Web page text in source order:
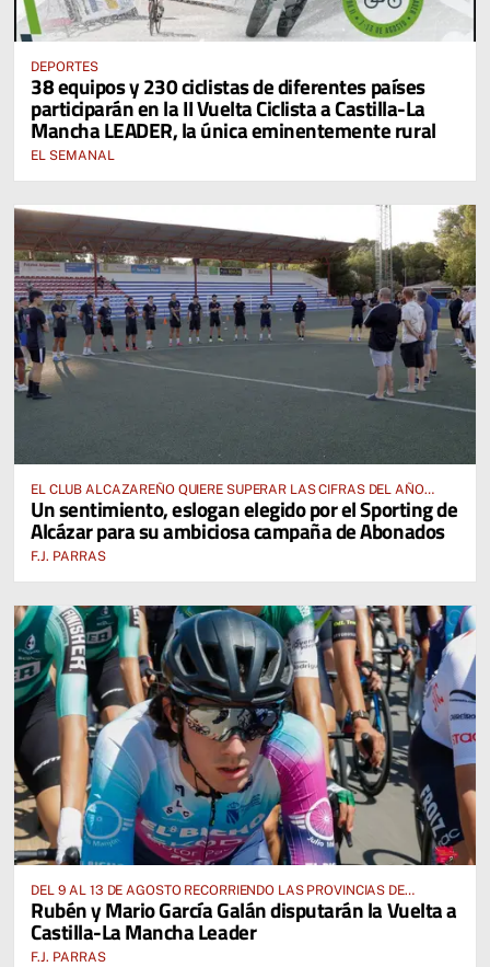
DEPORTES
38 equipos y 230 ciclistas de diferentes países
participarán en la II Vuelta Ciclista a Castilla-La
Mancha LEADER, la única eminentemente rural
EL SEMANAL
EL CLUB ALCAZAREÑO QUIERE SUPERAR LAS CIFRAS DEL AÑO
PASADO E INCLUSO DUPLICARLAS
Un sentimiento, eslogan elegido por el Sporting de
Alcázar para su ambiciosa campaña de Abonados
F.J. PARRAS
DEL 9 AL 13 DE AGOSTO RECORRIENDO LAS PROVINCIAS DE
CUENCA, ALBACETE, TOLEDO Y CIUDAD REAL
Rubén y Mario García Galán disputarán la Vuelta a
Castilla-La Mancha Leader
F.J. PARRAS